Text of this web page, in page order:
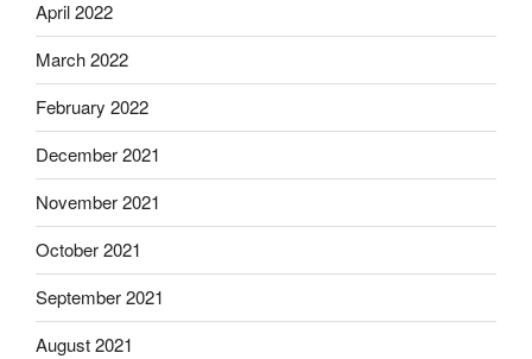
April 2022
March 2022
February 2022
December 2021
November 2021
October 2021
September 2021
August 2021